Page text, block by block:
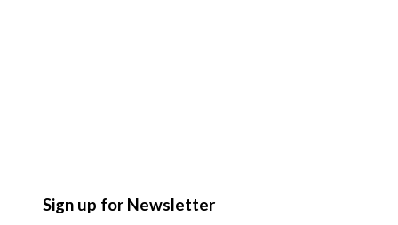
Sign up for Newsletter